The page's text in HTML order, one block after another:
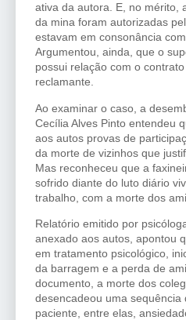
ativa da autora. E, no mérito,
da mina foram autorizadas
estavam em consonância
Argumentou, ainda, que o
possui relação com o
reclamante.
Ao examinar o caso, a
Cecília Alves Pinto entendeu
aos autos provas de
da morte de vizinhos que
Mas reconheceu que a
sofrido diante do luto diário
trabalho, com a morte dos
Relatório emitido por
anexado aos autos, apontou
em tratamento psicológico,
da barragem e a perda de
documento, a morte dos
desencadeou uma sequência
paciente, entre elas,